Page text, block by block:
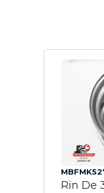
Rin De